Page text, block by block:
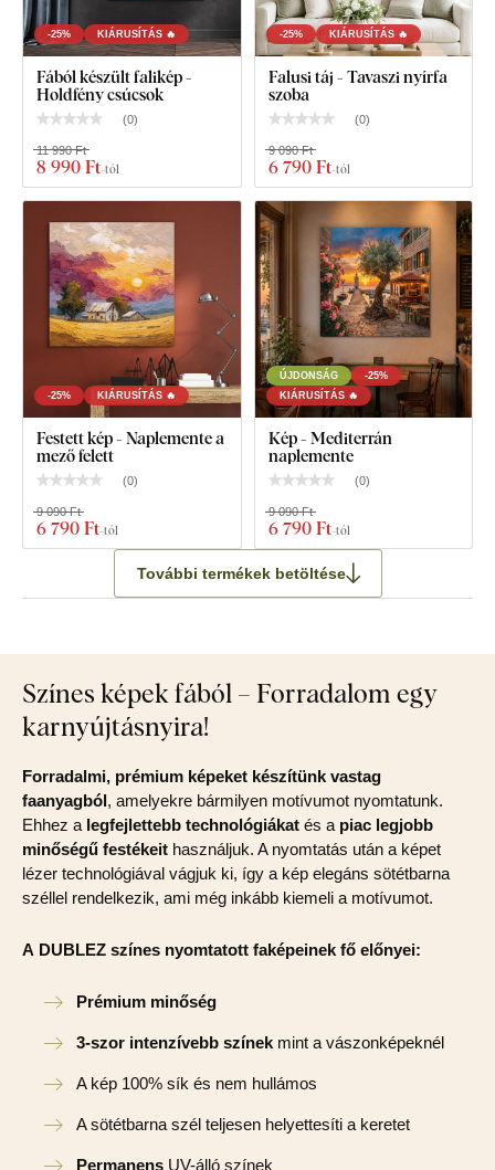
-25% KIÁRUSÍTÁS 🔥
Fából készült falikép -
Holdfény csúcsok
(0)
8 990 Ft-tól
11 990 Ft
-25% KIÁRUSÍTÁS 🔥
Falusi táj - Tavaszi nyírfa
szoba
(0)
6 790 Ft-tól
9 090 Ft
-25% KIÁRUSÍTÁS 🔥
Festett kép - Naplemente a
mező felett
(0)
6 790 Ft-tól
9 090 Ft
ÚJDONSÁG
-25%
KIÁRUSÍTÁS 🔥
Kép - Mediterrán
naplemente
(0)
6 790 Ft-tól
9 090 Ft
További termékek betöltése
Színes képek fából – Forradalom egy
karnyújtásnyira!
Forradalmi, prémium képeket készítünk vastag
faanyagból, amelyekre bármilyen motívumot nyomtatunk.
Ehhez a legfejlettebb technológiákat és a piac legjobb
minőségű festékeit használjuk. A nyomtatás után a képet
lézer technológiával vágjuk ki, így a kép elegáns sötétbarna
széllel rendelkezik, ami még inkább kiemeli a motívumot.
A DUBLEZ színes nyomtatott faképeinek fő előnyei:
Prémium minőség
3-szor intenzívebb színek mint a vászonképeknél
A kép 100% sík és nem hullámos
A sötétbarna szél teljesen helyettesíti a keretet
Permanens UV-álló színek